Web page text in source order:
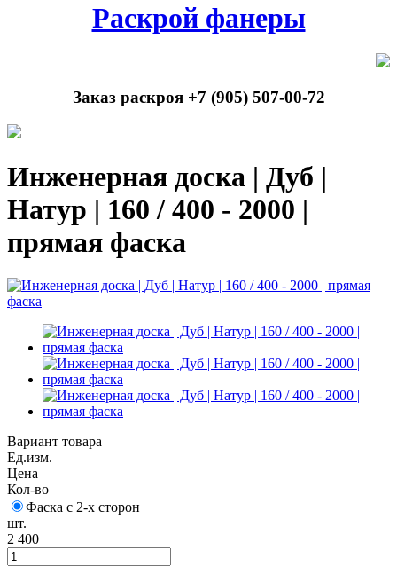
Раскрой фанеры
Заказ раскроя +7 (905) 507-00-72
Инженерная доска | Дуб |
Натур | 160 / 400 - 2000 |
прямая фаска
Вариант товара
Ед.изм.
Цена
Кол-во
Фаска с 2-х сторон
шт.
2 400